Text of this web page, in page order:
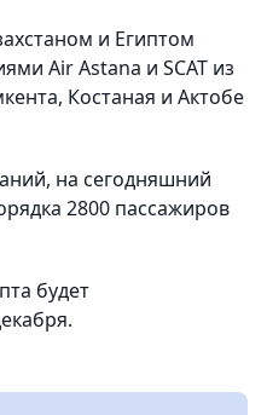
и Египтом
Air Astana и SCAT из
Костаная и Актобе
на сегодняшний
2800 пассажиров
будет